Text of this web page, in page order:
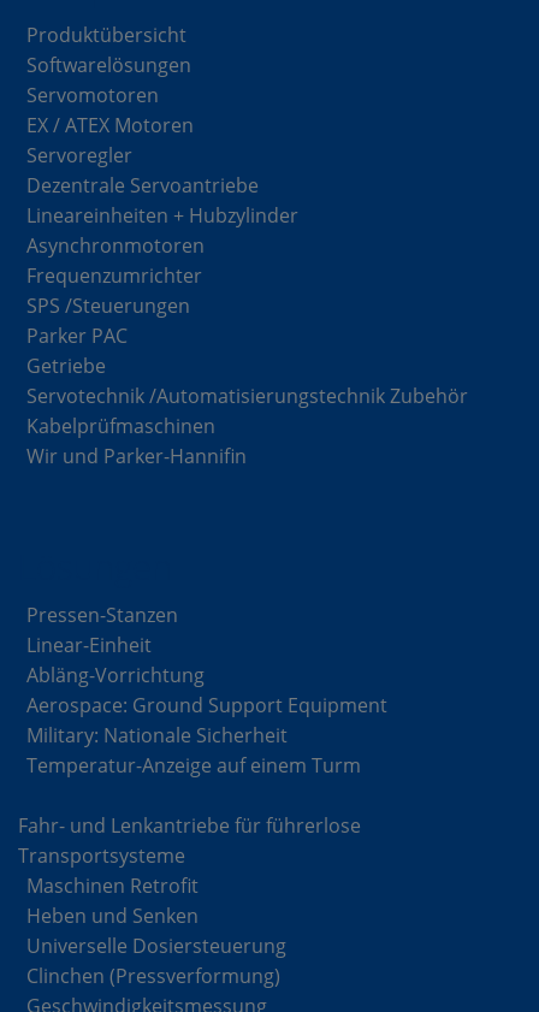
Produktübersicht
Softwarelösungen
Servomotoren
EX / ATEX Motoren
Servoregler
Dezentrale Servoantriebe
Lineareinheiten + Hubzylinder
Asynchronmotoren
Frequenzumrichter
SPS /Steuerungen
Parker PAC
Getriebe
Servotechnik /Automatisierungstechnik Zubehör
Kabelprüfmaschinen
Wir und Parker-Hannifin
Pressen-Stanzen
Linear-Einheit
Abläng-Vorrichtung
Aerospace: Ground Support Equipment
Military: Nationale Sicherheit
Temperatur-Anzeige auf einem Turm
Fahr- und Lenkantriebe für führerlose
Transportsysteme
Maschinen Retrofit
Heben und Senken
Universelle Dosiersteuerung
Clinchen (Pressverformung)
Geschwindigkeitsmessung